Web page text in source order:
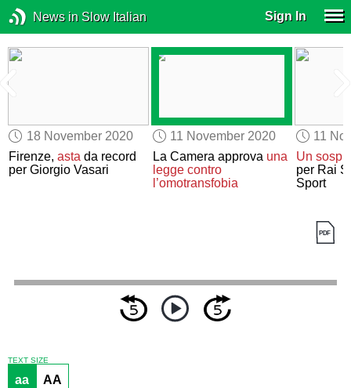
News in Slow Italian Sign In
18 November 2020
Firenze,asta da record
per Giorgio Vasari
11 November 2020
La Camera approva una
legge contro
l’omotransfobia
11
Un
per Rai
Sport
TEXT SIZE
aa AA